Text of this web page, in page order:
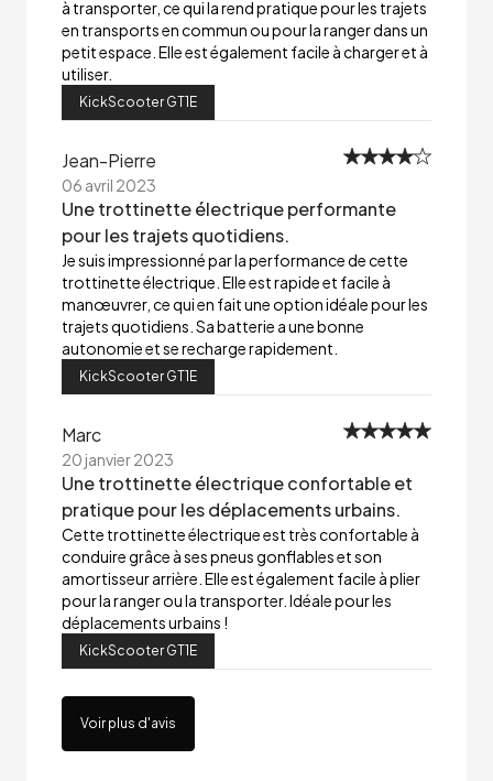
à transporter, ce qui la rend pratique pour les trajets
en transports en commun ou pour la ranger dans un
petit espace. Elle est également facile à charger et à
utiliser.
KickScooter GT1E
Jean-Pierre
06 avril 2023
Une trottinette électrique performante
pour les trajets quotidiens.
Je suis impressionné par la performance de cette
trottinette électrique. Elle est rapide et facile à
manœuvrer, ce qui en fait une option idéale pour les
trajets quotidiens. Sa batterie a une bonne
autonomie et se recharge rapidement.
KickScooter GT1E
Marc
20 janvier 2023
Une trottinette électrique confortable et
pratique pour les déplacements urbains.
Cette trottinette électrique est très confortable à
conduire grâce à ses pneus gonflables et son
amortisseur arrière. Elle est également facile à plier
pour la ranger ou la transporter. Idéale pour les
déplacements urbains !
KickScooter GT1E
Voir plus d'avis